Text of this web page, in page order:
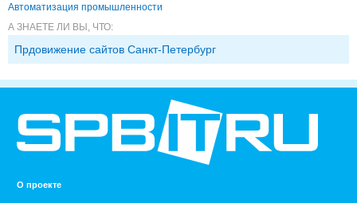
Автоматизация промышленности
А ЗНАЕТЕ ЛИ ВЫ, ЧТО:
Прдовижение сайтов Санкт-Петербург
О проекте